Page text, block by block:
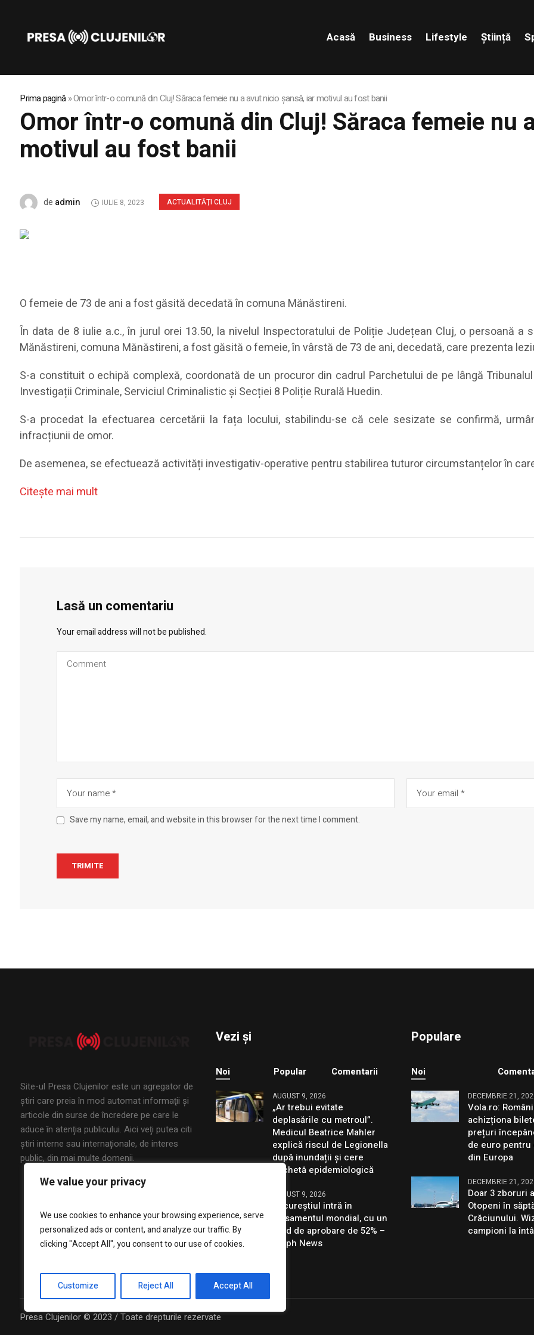
We value your privacy
We use cookies to enhance your browsing experience, serve
personalized ads or content, and analyze our traffic. By
clicking "Accept All", you consent to our use of cookies.
Customize Reject All Accept All
Acasă Business Lifestyle Știință
Prima pagină»Omor într-o comună din Cluj! Săraca femeie nu a avut nicio șansă, iar motivul au fost banii
Omor într-o comună din Cluj! Săraca femeie nu
motivul au fost banii
ACTUALITĂŢI CLUJ
de admin IULIE 8, 2023
O femeie de 73 de ani a fost găsită decedată în comuna Mănăstireni.
În data de 8 iulie a.c., în jurul orei 13.50, la nivelul Inspectoratului de Poliție Județean Cluj, o persoană
Mănăstireni, comuna Mănăstireni, a fost găsită o femeie, în vârstă de 73 de ani, decedată, care prezenta
S-a constituit o echipă complexă, coordonată de un procuror din cadrul Parchetului de pe lângă
Investigații Criminale, Serviciul Criminalistic și Secției 8 Poliție Rurală Huedin.
S-a procedat la efectuarea cercetării la fața locului, stabilindu-se că cele sesizate se confirmă,
infracțiunii de omor.
De asemenea, se efectuează activități investigativ-operative pentru stabilirea tuturor circumstanțelor în
Citeşte mai mult
Lasă un comentariu
Your email address will not be published.
Save my name, email, and website in this browser for the next time I comment.
Site-ul Presa Clujenilor este un agregator de
ştiri care preia în mod automat informaţii şi
articole din surse de încredere pe care le
aduce în atenţia publicului. Aici veţi putea citi
ştiri interne sau internaţionale, de interes
public, din mai multe domenii.
Vezi și
Noi Popular Comentarii
AUGUST 9, 2026
„Ar trebui evitate
deplasările cu metroul”.
Medicul Beatrice Mahler
explică riscul de Legionella
după inundații și cere
anchetă epidemiologică
AUGUST 9, 2026
Bucureștiul intră în
clasamentul mondial, cu un
grad de aprobare de 52% –
Aleph News
Populare
Noi
DECEMBRIE 21,
Vola.ro:
achizționa
prețuri
de euro pentru
din Europa
DECEMBRIE 21,
Doar 3 zboruri
Otopeni în
Crăciunului.
campioni la
Presa Clujenilor © 2023 / Toate drepturile rezervate